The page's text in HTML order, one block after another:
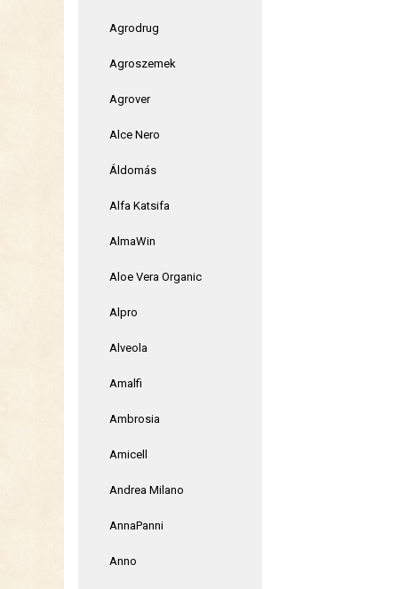
Agrodrug
Agroszemek
Agrover
Alce Nero
Áldomás
Alfa Katsifa
AlmaWin
Aloe Vera Organic
Alpro
Alveola
Amalfi
Ambrosia
Amicell
Andrea Milano
AnnaPanni
Anno